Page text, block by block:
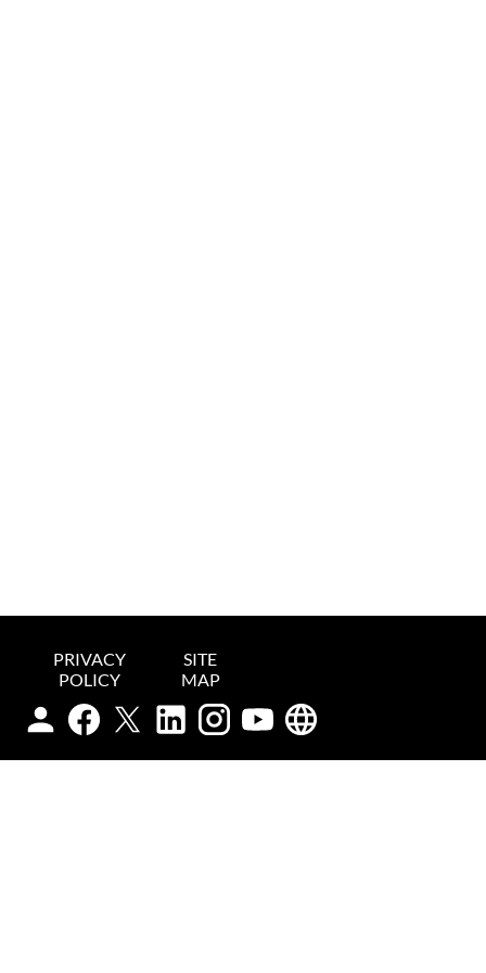
PRIVACY
POLICY
SITE
MAP